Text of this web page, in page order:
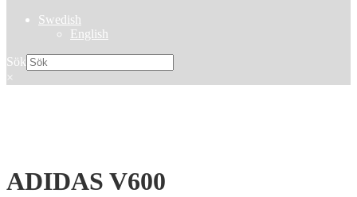
Swedish
English
Sök
×
ADIDAS V600